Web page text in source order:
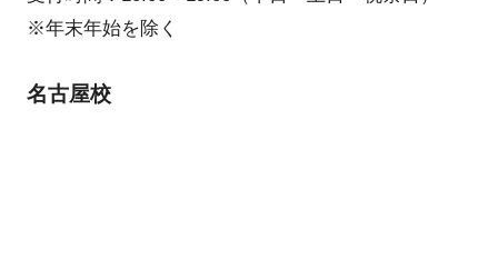
※年末年始を除く
名古屋校